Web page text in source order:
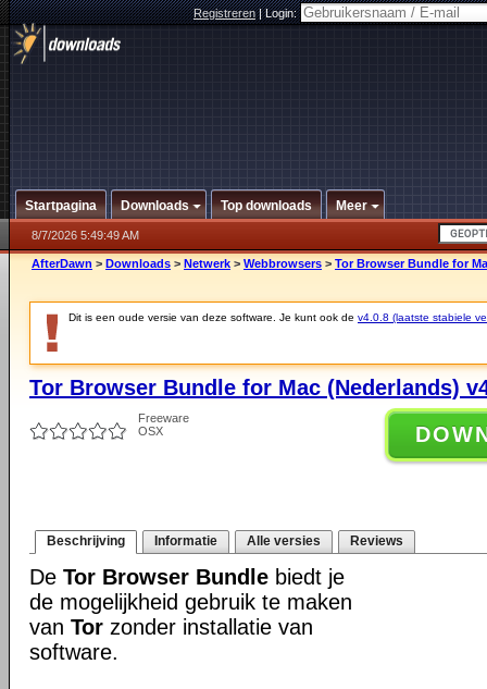
Registreren|Login:
Startpagina Downloads Top downloads Meer
8/7/2026 5:49:49 AM
AfterDawn > Downloads > Netwerk > Webbrowsers > Tor Browser Bundle for
Dit is een oude versie van deze software. Je kunt ook de v4.0.8 (laatste stabiele
Tor Browser Bundle for Mac (Nederlands)
Freeware
OSX
Beschrijving Informatie Alle versies Reviews
De Tor Browser Bundle biedt je
de mogelijkheid gebruik te maken
van Tor zonder installatie van
software.